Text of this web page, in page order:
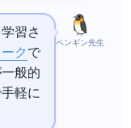
ペンギン先生
習さ
ク で
般的
で手軽に